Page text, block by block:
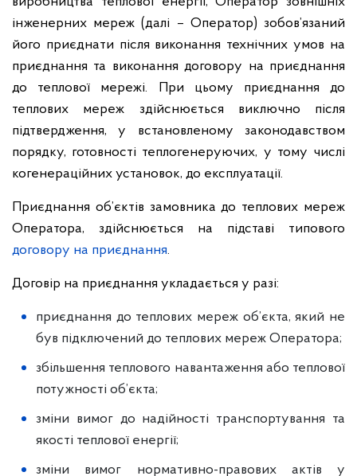
інженерних мереж (далі – Оператор) зобов’язаний
його приєднати після виконання технічних умов на
приєднання та виконання договору на приєднання
до теплової мережі. При цьому приєднання до
теплових мереж здійснюється виключно після
підтвердження, у встановленому законодавством
порядку, готовності теплогенеруючих, у тому числі
когенераційних установок, до експлуатації.
Приєднання об’єктів замовника до теплових мереж
Оператора, здійснюється на підставі типового
договору на приєднання.
Договір на приєднання укладається у разі:
приєднання до теплових мереж об’єкта, який не
був підключений до теплових мереж Оператора;
збільшення теплового навантаження або теплової
потужності об’єкта;
зміни вимог до надійності транспортування та
якості теплової енергії;
зміни вимог нормативно-правових актів у